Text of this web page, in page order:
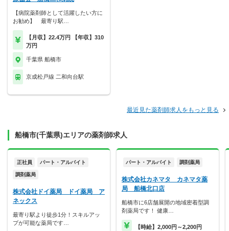
【病院薬剤師として活躍したい方に
お勧め】 最寄り駅…
【月収】22.4万円 【年収】310
万円
千葉県 船橋市
京成松戸線 二和向台駅
最近見た薬剤師求人をもっと見る
船橋市(千葉県)エリアの薬剤師求人
正社員 パート・アルバイト
調剤薬局
株式会社ドイ薬局 ドイ薬局 ア
ネックス
最寄り駅より徒歩1分！スキルアッ
プが可能な薬局です…
パート・アルバイト 調剤薬局
株式会社カネマタ カネマタ薬
局 船橋北口店
船橋市に6店舗展開の地域密着型調
剤薬局です！ 健康…
【時給】2,000円～2,200円